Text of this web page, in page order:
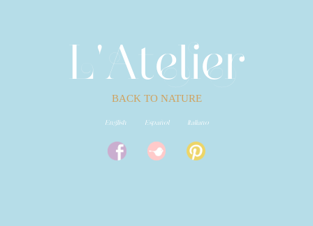
L'Atelier
BACK TO NATURE
English Español Italiano